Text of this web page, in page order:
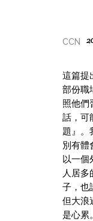
CCN
這篇提
部份職
照他們
話，可
題』。
別有體
以一個
人居多
子，也
但大浪
是心累